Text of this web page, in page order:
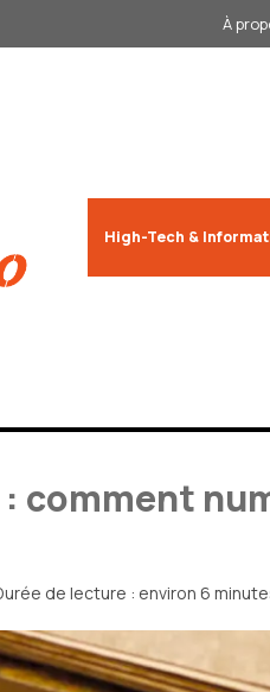
À
High-Tech &
comment
de lecture : environ 6